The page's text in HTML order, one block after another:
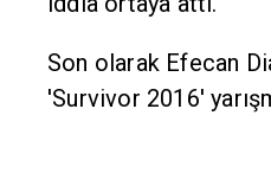
Son olarak Efecan
'Survivor 2016'